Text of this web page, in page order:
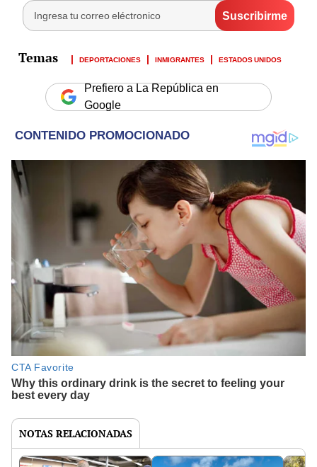
DEPORTACIONES INMIGRANTES ESTADOS UNIDOS
Prefiero a La República en
Google
NOTAS RELACIONADAS